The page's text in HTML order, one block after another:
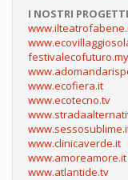
I NOSTRI
www.ecofiera.it
www.ecotecno.tv
www.clinicaverde.it
www.amoreamore.it
www.atlantide.tv